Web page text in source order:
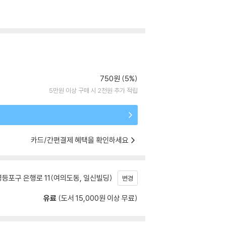
750원 (5%)
5만원 이상 구매 시 2천원 추가 적립
카드/간편결제 혜택을 확인하세요
포구 은행로 11(여의도동, 일신빌딩) 변경
유료 (도서 15,000원 이상 무료)